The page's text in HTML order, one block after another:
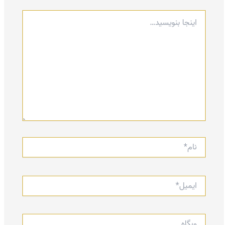
اینجا
بنویسید…
نام*
ایمیل*
وبگاه